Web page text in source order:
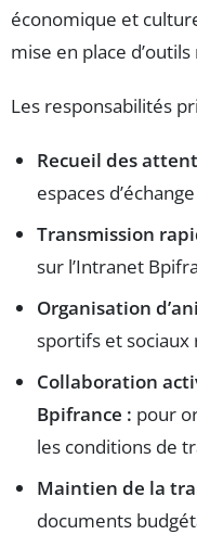
économique et
mise en place
Les responsabilités
Recueil des
espaces
Transmission
sur l’Intranet
Organisation
sportifs et sociaux
Collaboration
Bpifrance : pour
les conditions de
Maintien de la
documents